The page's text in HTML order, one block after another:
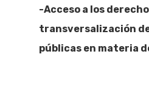
-Acceso a los
transversalización
públicas en materia